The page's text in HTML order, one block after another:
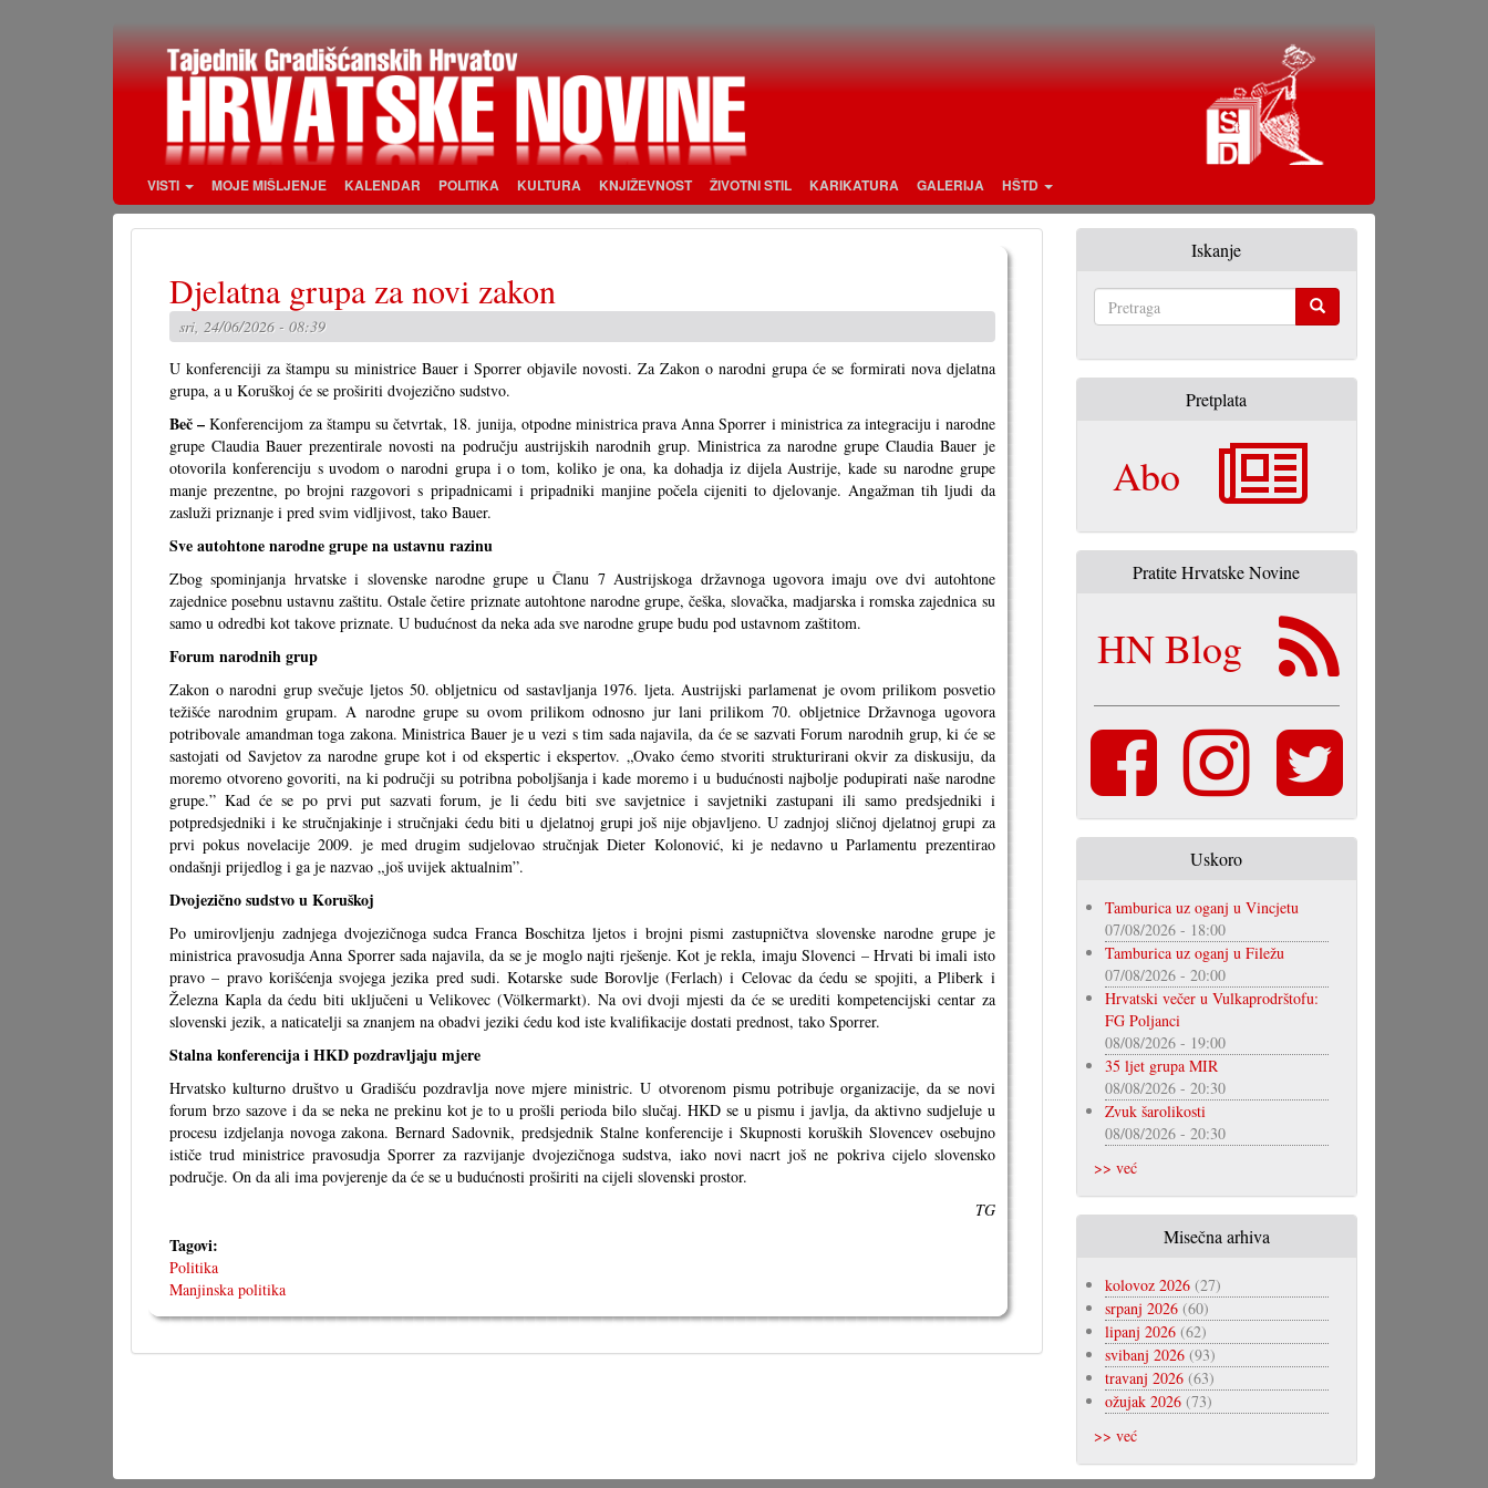
VISTI MOJE MIŠLJENJE KALENDAR POLITIKA KULTURA KNJIŽEVNOST ŽIVOTNI STIL KARIKATURA GALERIJA HŠTD
Djelatna grupa za novi zakon
sri, 24/06/2026 - 08:39
U konferenciji za štampu su ministrice Bauer i Sporrer objavile novosti. Za Zakon o narodni grupa će se formirati nova djelatna
grupa, a u Koruškoj će se proširiti dvojezično sudstvo.
Beč – Konferencijom za štampu su četvrtak, 18. junija, otpodne ministrica prava Anna Sporrer i ministrica za integraciju i narodne
grupe Claudia Bauer prezentirale novosti na području austrijskih narodnih grup. Ministrica za narodne grupe Claudia Bauer je
otovorila konferenciju s uvodom o narodni grupa i o tom, koliko je ona, ka dohadja iz dijela Austrije, kade su narodne grupe
manje prezentne, po brojni razgovori s pripadnicami i pripadniki manjine počela cijeniti to djelovanje. Angažman tih ljudi da
zasluži priznanje i pred svim vidljivost, tako Bauer.
Sve autohtone narodne grupe na ustavnu razinu
Zbog spominjanja hrvatske i slovenske narodne grupe u Članu 7 Austrijskoga državnoga ugovora imaju ove dvi autohtone
zajednice posebnu ustavnu zaštitu. Ostale četire priznate autohtone narodne grupe, češka, slovačka, madjarska i romska zajednica su
samo u odredbi kot takove priznate. U budućnost da neka ada sve narodne grupe budu pod ustavnom zaštitom.
Forum narodnih grup
Zakon o narodni grup svečuje ljetos 50. obljetnicu od sastavljanja 1976. ljeta. Austrijski parlamenat je ovom prilikom posvetio
težišće narodnim grupam. A narodne grupe su ovom prilikom odnosno jur lani prilikom 70. obljetnice Državnoga ugovora
potribovale amandman toga zakona. Ministrica Bauer je u vezi s tim sada najavila, da će se sazvati Forum narodnih grup, ki će se
sastojati od Savjetov za narodne grupe kot i od ekspertic i ekspertov. „Ovako ćemo stvoriti strukturirani okvir za diskusiju, da
moremo otvoreno govoriti, na ki područji su potribna poboljšanja i kade moremo i u budućnosti najbolje podupirati naše narodne
grupe.” Kad će se po prvi put sazvati forum, je li ćedu biti sve savjetnice i savjetniki zastupani ili samo predsjedniki i
potpredsjedniki i ke stručnjakinje i stručnjaki ćedu biti u djelatnoj grupi još nije objavljeno. U zadnjoj sličnoj djelatnoj grupi za
prvi pokus novelacije 2009. je med drugim sudjelovao stručnjak Dieter Kolonović, ki je nedavno u Parlamentu prezentirao
ondašnji prijedlog i ga je nazvao „još uvijek aktualnim”.
Dvojezično sudstvo u Koruškoj
Po umirovljenju zadnjega dvojezičnoga sudca Franca Boschitza ljetos i brojni pismi zastupničtva slovenske narodne grupe je
ministrica pravosudja Anna Sporrer sada najavila, da se je moglo najti rješenje. Kot je rekla, imaju Slovenci – Hrvati bi imali isto
pravo – pravo korišćenja svojega jezika pred sudi. Kotarske sude Borovlje (Ferlach) i Celovac da ćedu se spojiti, a Pliberk i
Železna Kapla da ćedu biti uključeni u Velikovec (Völkermarkt). Na ovi dvoji mjesti da će se urediti kompetencijski centar za
slovenski jezik, a naticatelji sa znanjem na obadvi jeziki ćedu kod iste kvalifikacije dostati prednost, tako Sporrer.
Stalna konferencija i HKD pozdravljaju mjere
Hrvatsko kulturno društvo u Gradišću pozdravlja nove mjere ministric. U otvorenom pismu potribuje organizacije, da se novi
forum brzo sazove i da se neka ne prekinu kot je to u prošli perioda bilo slučaj. HKD se u pismu i javlja, da aktivno sudjeluje u
procesu izdjelanja novoga zakona. Bernard Sadovnik, predsjednik Stalne konferencije i Skupnosti koruških Slovencev osebujno
ističe trud ministrice pravosudja Sporrer za razvijanje dvojezičnoga sudstva, iako novi nacrt još ne pokriva cijelo slovensko
područje. On da ali ima povjerenje da će se u budućnosti proširiti na cijeli slovenski prostor.
TG
Tagovi:
Politika
Manjinska politika
Iskanje
Pretplata
Abo
Pratite Hrvatske Novine
HN Blog
Uskoro
Tamburica uz oganj u Vincjetu
07/08/2026 - 18:00
Tamburica uz oganj u Filežu
07/08/2026 - 20:00
Hrvatski večer u Vulkaprodrštofu:
FG Poljanci
08/08/2026 - 19:00
35 ljet grupa MIR
08/08/2026 - 20:30
Zvuk šarolikosti
08/08/2026 - 20:30
>> već
Misečna arhiva
kolovoz 2026(27)
srpanj 2026(60)
lipanj 2026(62)
svibanj 2026(93)
travanj 2026(63)
ožujak 2026(73)
>> već